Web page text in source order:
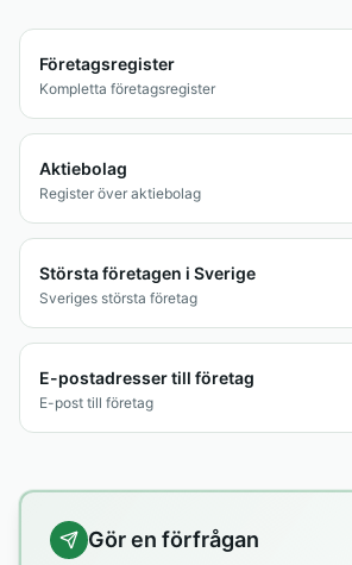
Företagsregister
Kompletta företagsregister
Aktiebolag
Register över aktiebolag
Största företagen i Sverige
Sveriges största företag
E-postadresser till företag
E-post till företag
Gör en förfrågan